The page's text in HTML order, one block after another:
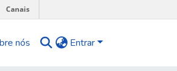
Canais
nós Entrar